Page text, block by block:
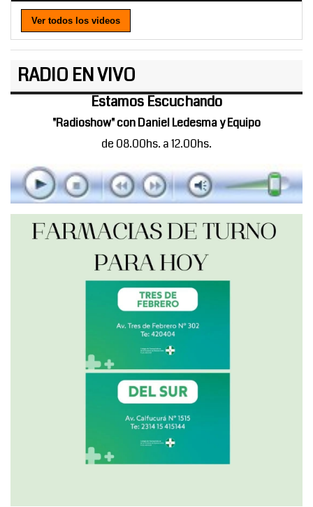
Ver todos los videos
RADIO EN VIVO
Estamos Escuchando
"Radioshow" con Daniel Ledesma y Equipo
de 08.00hs. a 12.00hs.